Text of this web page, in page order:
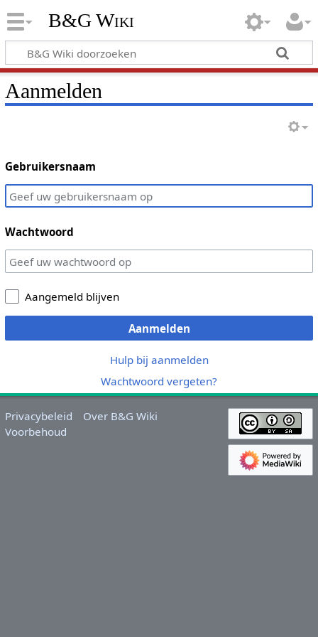
B&G Wiki
Aanmelden
Gebruikersnaam
Wachtwoord
Aangemeld blijven
Aanmelden
Hulp bij aanmelden
Wachtwoord vergeten?
Privacybeleid
Over B&G Wiki
Voorbehoud